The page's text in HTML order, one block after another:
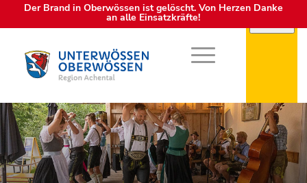
Der Brand in Oberwössen ist gelöscht. Von Herzen Danke
an alle Einsatzkräfte!